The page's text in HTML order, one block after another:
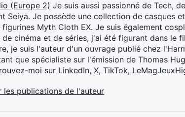
(Europe 2) Je suis aussi passionné de Tech,
Seiya. Je possède une collection de casques
figurines Myth Cloth EX. Je suis également
de cinéma et de séries, j'ai été figurant dans le
je suis l'auteur d'un ouvrage publié chez
que spécialiste sur l'émission de Thomas
moi sur LinkedIn, X, TikTok,
les publications de l'auteur